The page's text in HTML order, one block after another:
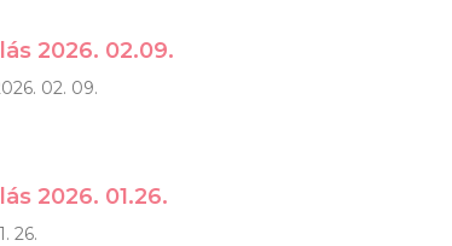
2026. 02.09.
02. 09.
2026. 01.26.
26.